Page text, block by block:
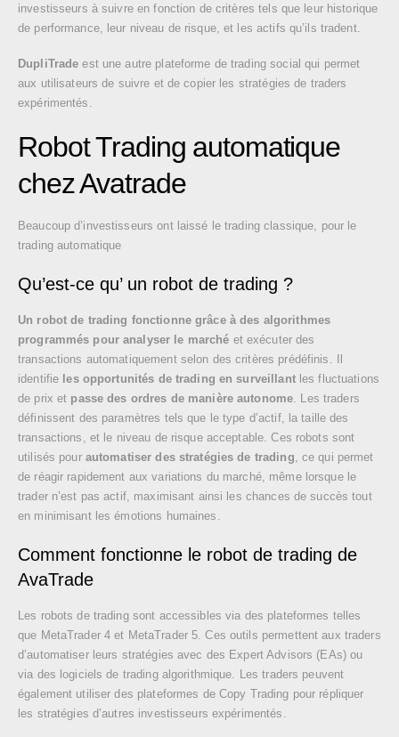
investisseurs à suivre en fonction de critères tels que leur historique
de performance, leur niveau de risque, et les actifs qu’ils tradent.
DupliTrade est une autre plateforme de trading social qui permet
aux utilisateurs de suivre et de copier les stratégies de traders
expérimentés.
Robot Trading automatique
chez Avatrade
Beaucoup d’investisseurs ont laissé le trading classique, pour le
trading automatique
Qu’est-ce qu’ un robot de trading ?
Un robot de trading fonctionne grâce à des algorithmes
programmés pour analyser le marché et exécuter des
transactions automatiquement selon des critères prédéfinis. Il
identifie les opportunités de trading en surveillantles fluctuations
de prix et passe des ordres de manière autonome . Les traders
définissent des paramètres tels que le type d’actif, la taille des
transactions, et le niveau de risque acceptable. Ces robots sont
utilisés pour automatiser des stratégies de trading , ce qui permet
de réagir rapidement aux variations du marché, même lorsque le
trader n’est pas actif, maximisant ainsi les chances de succès tout
en minimisant les émotions humaines.
Comment fonctionne le robot de trading de
AvaTrade
Les robots de trading sont accessibles via des plateformes telles
que MetaTrader 4 et MetaTrader 5. Ces outils permettent aux traders
d’automatiser leurs stratégies avec des Expert Advisors (EAs) ou
via des logiciels de trading algorithmique. Les traders peuvent
également utiliser des plateformes de Copy Trading pour répliquer
les stratégies d’autres investisseurs expérimentés.